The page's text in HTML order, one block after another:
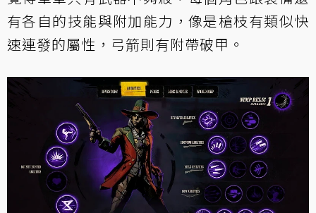
有各自的技能與附加能力，像是槍枝有類似快
速連發的屬性，弓箭則有附帶破甲。